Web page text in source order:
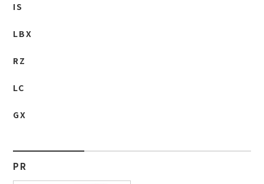
IS
LBX
RZ
LC
GX
PR